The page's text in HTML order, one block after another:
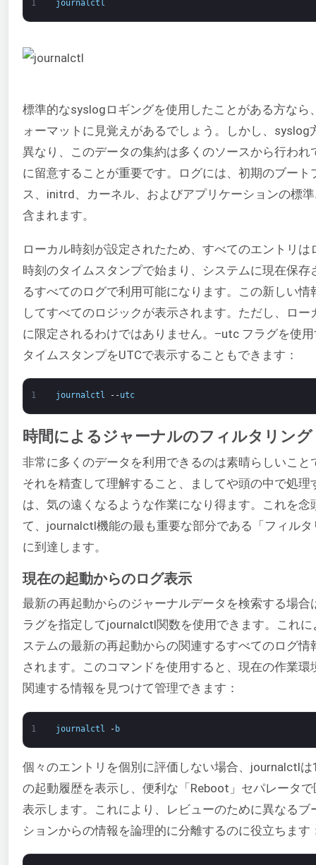
1 journalctl
標準的なsyslogロギングを使用したことがある方なら
ォーマットに見覚えがあるでしょう。しかし、syslog
異なり、このデータの集約は多くのソースから行われ
に留意することが重要です。ログには、初期のブート
ス、initrd、カーネル、およびアプリケーションの標
含まれます。
ローカル時刻が設定されたため、すべてのエントリは
時刻のタイムスタンプで始まり、システムに現在保存
るすべてのログで利用可能になります。この新しい情
してすべてのロジックが表示されます。ただし、ロー
に限定されるわけではありません。–utc フラグを使
タイムスタンプをUTCで表示することもできます：
1 journalctl --utc
時間によるジャーナルのフィルタリング
非常に多くのデータを利用できるのは素晴らしいこと
それを精査して理解すること、ましてや頭の中で処理
は、気の遠くなるような作業になり得ます。これを念
て、journalctl機能の最も重要な部分である「フィルタ
に到達します。
現在の起動からのログ表示
最新の再起動からのジャーナルデータを検索する場合
ラグを指定してjournalctl関数を使用できます。これに
ステムの最新の再起動からの関連するすべてのログ情
されます。このコマンドを使用すると、現在の作業環
関連する情報を見つけて管理できます：
1 journalctl - b
個々のエントリを個別に評価しない場合、journalctlは
の起動履歴を表示し、便利な「Reboot」セパレータ
表示します。これにより、レビューのために異なるブ
ションからの情報を論理的に分離するのに役立ちます